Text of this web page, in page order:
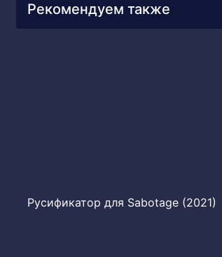
Рекомендуем также
Русификатор для Sabotage (2021)